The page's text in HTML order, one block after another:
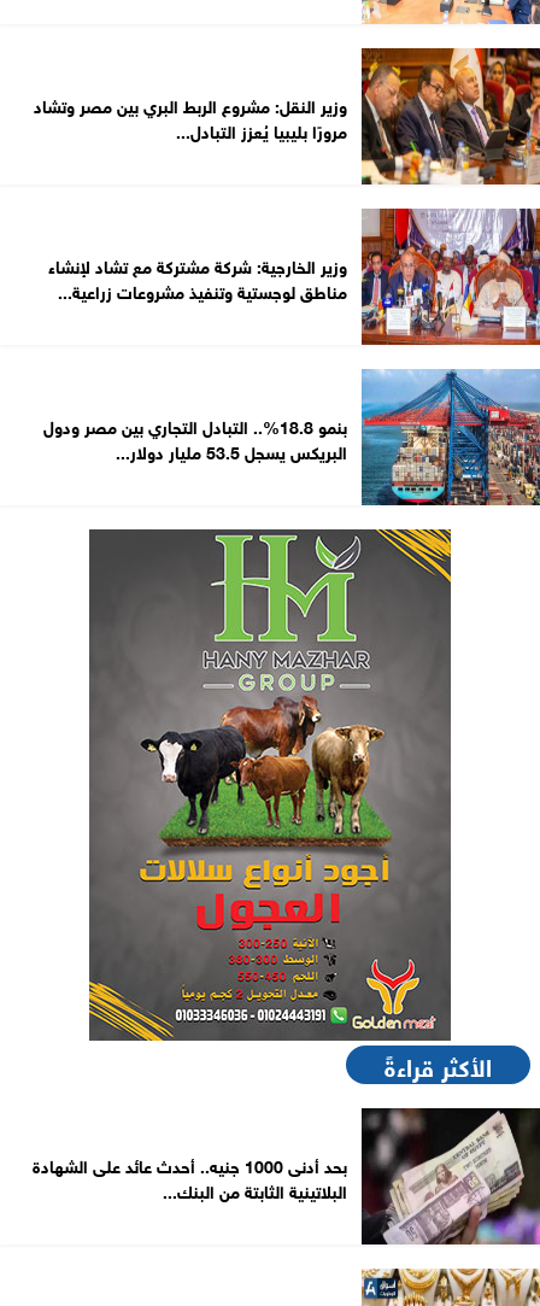
وزير النقل: مشروع الربط البري بين مصر وتشاد
مرورًا بليبيا يُعزز التبادل...
وزير الخارجية: شركة مشتركة مع تشاد لإنشاء
مناطق لوجستية وتنفيذ مشروعات زراعية...
بنمو 18.8%.. التبادل التجاري بين مصر ودول
البريكس يسجل 53.5 مليار دولار...
الأكثر قراءةً
بحد أدنى 1000 جنيه.. أحدث عائد على الشهادة
البلاتينية الثابتة من البنك...